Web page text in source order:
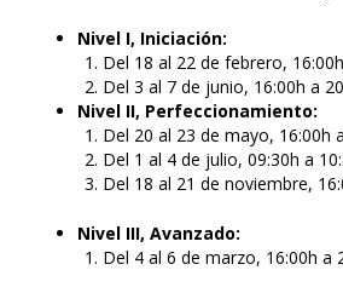
Nivel I, Iniciación:
Del 18 al 22 de febrero,
Del 3 al 7 de junio, 16:00h a
Nivel II, Perfeccionamiento:
Del 20 al 23 de mayo, 16:00h
Del 1 al 4 de julio, 09:30h a
Del 18 al 21 de noviembre,
Nivel III, Avanzado:
Del 4 al 6 de marzo, 16:00h a